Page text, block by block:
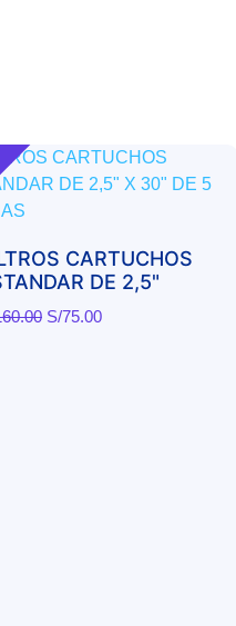
CARTUCHOS
DE 2,5"
S/75.00